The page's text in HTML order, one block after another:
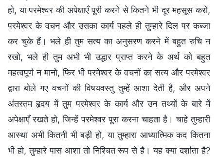
हो, या परमेश्वर की अपेक्षाएँ पूरी करने से कितने भी दूर महसूस करो,
परमेश्वर के वचन और उसका कार्य पहले ही तुम्हारे दिल पर कब्जा
कर चुके हैं। भले ही तुम सत्य का अनुसरण करने में बहुत रुचि न
रखो, भले ही तुम अभी भी उद्धार प्राप्त करने के अर्थ को बहुत
महत्वपूर्ण न मानो, फिर भी परमेश्वर के वचनों का सत्य और परमेश्वर
द्वारा बोले गए वचनों की विषयवस्तु तुम्हें आशा देती है, और अपने
अंतरतम हृदय में तुम परमेश्वर के कार्य और उन तथ्यों के बारे में
अपेक्षाएँ रखते हो, जिन्हें परमेश्वर पूरा करना चाहता है। चाहे तुम्हारी
आस्था अभी कितनी भी बड़ी हो, या तुम्हारा आध्यात्मिक कद कितना
भी हो, तुम्हारे पास आशा तो निश्चित रूप से है। यह क्या दर्शाता है?